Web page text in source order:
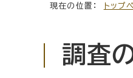
現在の位置： トップ
調査